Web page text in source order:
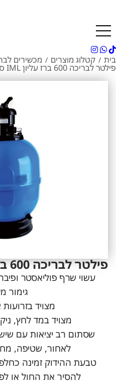
בית / קטלוג מוצרים / מכשירים
פילטר לבריכה 600 ברז עליון IML ספרדי
פילטר לבריכה 600 ברז עליון IML ספרדי
עשוי שרף פוליאסטר
גימור
מצויד בזרועות אספן
מצויד במד לחץ,
שסתום רב יציאות עם
לאחור, שטיפה,
טבעת ההידוק זמינה
להסיר את החול או